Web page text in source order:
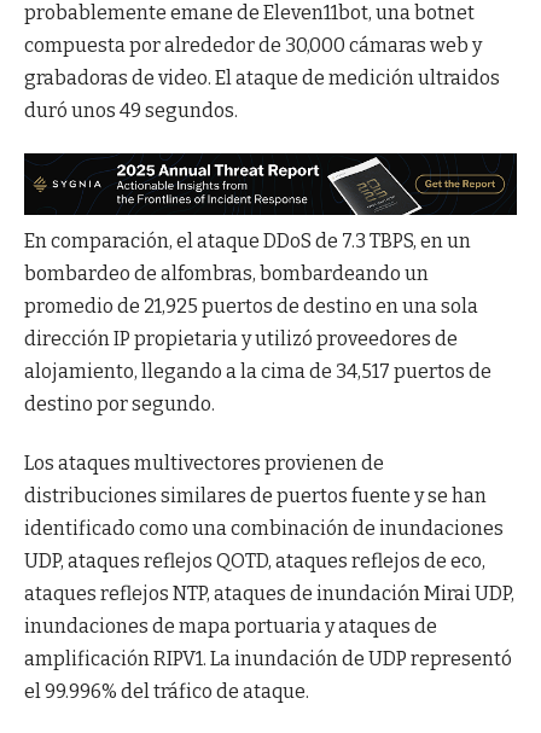
probablemente emane de Eleven11bot, una botnet
compuesta por alrededor de 30,000 cámaras web y
grabadoras de video. El ataque de medición ultraidos
duró unos 49 segundos.
En comparación, el ataque DDoS de 7.3 TBPS, en un
bombardeo de alfombras, bombardeando un
promedio de 21,925 puertos de destino en una sola
dirección IP propietaria y utilizó proveedores de
alojamiento, llegando a la cima de 34,517 puertos de
destino por segundo.
Los ataques multivectores provienen de
distribuciones similares de puertos fuente y se han
identificado como una combinación de inundaciones
UDP, ataques reflejos QOTD, ataques reflejos de eco,
ataques reflejos NTP, ataques de inundación Mirai UDP,
inundaciones de mapa portuaria y ataques de
amplificación RIPV1. La inundación de UDP representó
el 99.996% del tráfico de ataque.